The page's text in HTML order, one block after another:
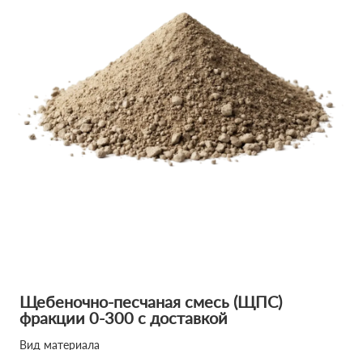
Щебеночно-песчаная смесь (ЩПС)
фракции 0-300 с доставкой
Вид материала